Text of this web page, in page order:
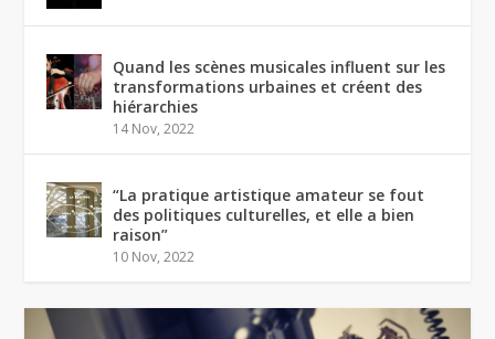
Quand les scènes musicales influent sur les
transformations urbaines et créent des
hiérarchies
14 Nov, 2022
“La pratique artistique amateur se fout
des politiques culturelles, et elle a bien
raison”
10 Nov, 2022